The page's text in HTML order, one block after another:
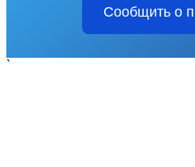
Сообщить о
`